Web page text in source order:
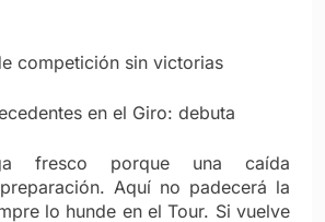
competición sin victorias
en el Giro: debuta
fresco porque una caída
Aquí no padecerá la
lo hunde en el Tour. Si vuelve